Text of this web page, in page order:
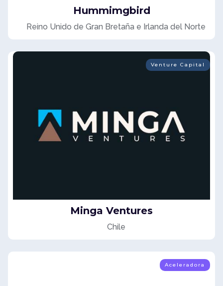
Hummimgbird
Reino Unido de Gran Bretaña e Irlanda del Norte
Venture Capital
Minga Ventures
Chile
Aceleradora